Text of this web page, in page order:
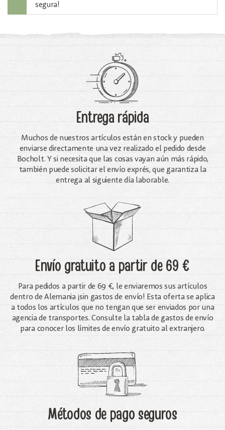
segura!
Entrega rápida
Muchos de nuestros artículos están en stock y pueden
enviarse directamente una vez realizado el pedido desde
Bocholt. Y si necesita que las cosas vayan aún más rápido,
también puede solicitar el envío exprés, que garantiza la
entrega al siguiente día laborable.
Envío gratuitoa partir de 69 €
Para pedidos a partir de 69 €, le enviaremos sus artículos
dentro de Alemania ¡sin gastos de envío! Esta oferta se aplica
a todos los artículos que no tengan que ser enviados por una
agencia de transportes. Consulte la tabla de gastos de envío
para conocer los límites de envío gratuito al extranjero.
Métodos de pago seguros